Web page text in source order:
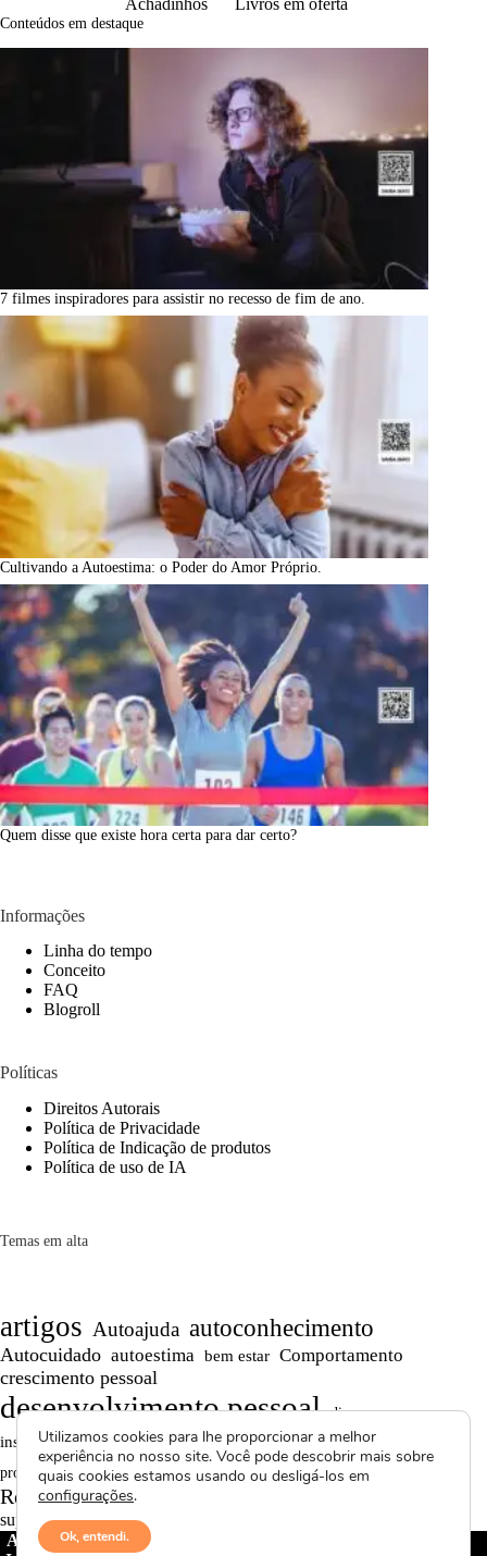
Achadinhos
Livros em oferta
Conteúdos em destaque
7 filmes inspiradores para assistir no recesso de fim de ano.
Cultivando a Autoestima: o Poder do Amor Próprio.
Quem disse que existe hora certa para dar certo?
Informações
Linha do tempo
Conceito
FAQ
Blogroll
Políticas
Direitos Autorais
Política de Privacidade
Política de Indicação de produtos
Política de uso de IA
Temas em alta
artigos Autoajuda autoconhecimento
Autocuidado autoestima bem estar Comportamento
crescimento pessoal
desenvolvimento pessoal dicas
inspiração Maturidade Motivação Persistência
produtividade Projetos autorais reflexão Reflexões
Reflexões de Vida
superação textos curtos
Avctoris Copyright ©
Utilizamos cookies para lhe proporcionar a melhor
experiência no nosso site. Você pode descobrir mais sobre
quais cookies estamos usando ou desligá-los em
configurações.
Ok, entendi.